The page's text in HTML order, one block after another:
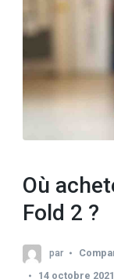
Où
Fold 2 ?
par
14 octobre 2021